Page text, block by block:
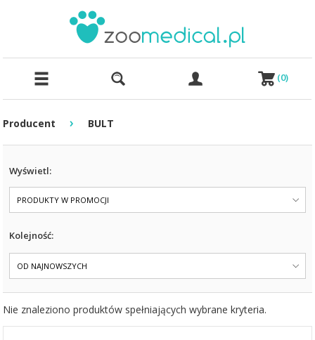
(0)
Producent › BULT
Wyświetl:
PRODUKTY W PROMOCJI
Kolejność:
OD NAJNOWSZYCH
Nie znaleziono produktów spełniających wybrane kryteria.